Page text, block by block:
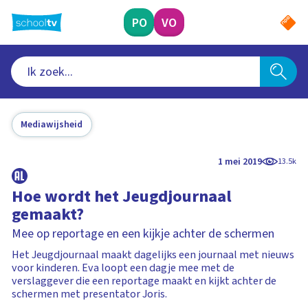
naar
hoofdinhoud
PO VO
Mediawijsheid
1 mei 2019 13.5k
Hoe wordt het Jeugdjournaal
gemaakt?
Mee op reportage en een kijkje achter de schermen
Het Jeugdjournaal maakt dagelijks een journaal met nieuws
voor kinderen. Eva loopt een dagje mee met de
verslaggever die een reportage maakt en kijkt achter de
schermen met presentator Joris.